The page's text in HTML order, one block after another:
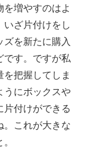
増やすのはよ
いざ片付けをし
を新たに購入
です。ですが私
把握してしま
うにボックスや
付けができる
。これが大きな